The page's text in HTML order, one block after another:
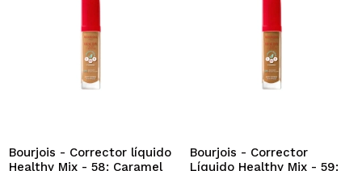
No tengo cuenta aquí
QUIERO REGISTRARME
tus compras rápidamente, revisar el estado de tus
pedidos y consultar tus operaciones anteriores.
Bourjois - Corrector líquido
Healthy Mix - 58: Caramel
Bourjois - Corrector
Líquido Healthy Mix - 59: